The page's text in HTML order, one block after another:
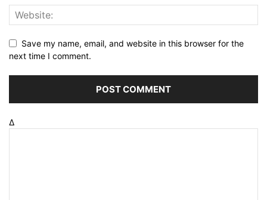
Save my name, email, and website in this browser for the
next time I comment.
Δ